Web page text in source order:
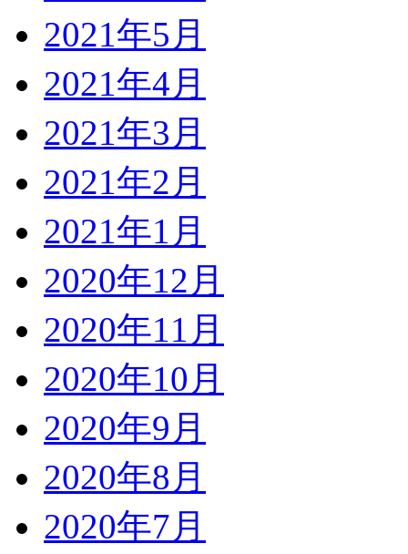
2021年5月
2021年4月
2021年3月
2021年2月
2021年1月
2020年12月
2020年11月
2020年10月
2020年9月
2020年8月
2020年7月